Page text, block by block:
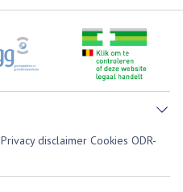
Privacy disclaimer Cookies ODR-